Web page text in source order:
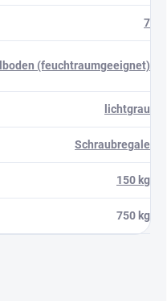
7
(feuchtraumgeeignet)
lichtgrau
Schraubregale
150 kg
750 kg